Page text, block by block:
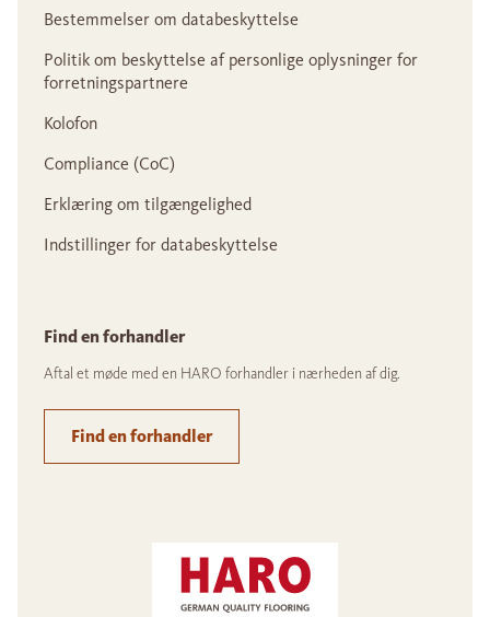
Bestemmelser om databeskyttelse
Politik om beskyttelse af personlige oplysninger for
forretningspartnere
Kolofon
Compliance (CoC)
Erklæring om tilgængelighed
Indstillinger for databeskyttelse
Find en forhandler
Aftal et møde med en HARO forhandler i nærheden af dig.
Find en forhandler